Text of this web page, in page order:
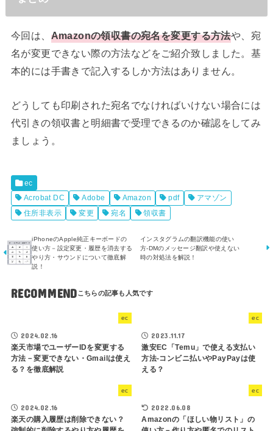
今回は、 Amazonの領収書の宛名を変更する方法や、宛
名が変更できない際の方法などをご紹介致しました。基
本的には手書きで記入するしか方法はありません。
どうしても印刷された宛名でなければいけない場合には
代引きの領収書と明細書で受理できるのか確認をしてみ
ましょう。
ec
Acrobat DC
Adobe Amazon pdf
アマゾン
住所非表示
変更 宛名 領収書
iPhoneのApple純正キーボードの
使い方－設定変更・履歴を消去する
やり方・サウンドについて徹底解
説！
インスタグラムの翻訳機能の使い
方-DMのメッセージ翻訳や使えない
時の対処法を解説！
RECOMMEND
ec
2024.02.16
楽天市場でユーザーIDを変更する
方法－変更できない・Gmailは使え
る？を徹底解説
ec
2023.11.17
激安EC「Temu」で使える支払い
方法-コンビニ払いやPayPayは使
える？
ec
2024.02.16
楽天の購入履歴は削除できない？
ec
2022.06.08
Amazonの「ほしい物リスト」の